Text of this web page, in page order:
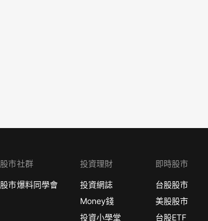
股市社群
股市爆料同學會
投資理財
投資網誌
Money錢
投資小學堂
即時股市
台股股市
美股股市
台股ETF